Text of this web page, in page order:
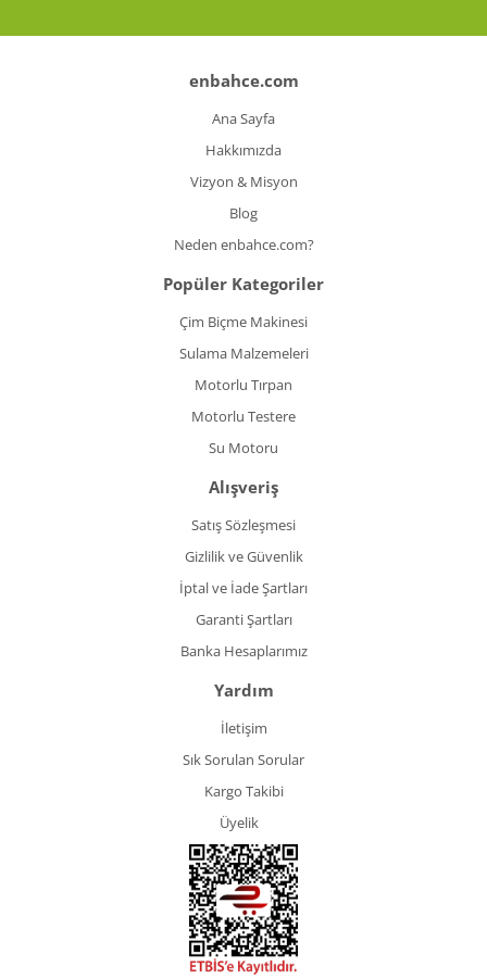
enbahce.com
Ana Sayfa
Hakkımızda
Vizyon & Misyon
Blog
Neden enbahce.com?
Popüler Kategoriler
Çim Biçme Makinesi
Sulama Malzemeleri
Motorlu Tırpan
Motorlu Testere
Su Motoru
Alışveriş
Satış Sözleşmesi
Gizlilik ve Güvenlik
İptal ve İade Şartları
Garanti Şartları
Banka Hesaplarımız
Yardım
İletişim
Sık Sorulan Sorular
Kargo Takibi
Üyelik